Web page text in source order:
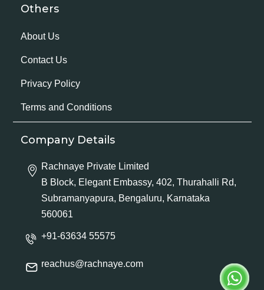
Others
About Us
Contact Us
Privacy Policy
Terms and Conditions
Company Details
Rachnaye Private Limited
B Block, Elegant Embassy, 402, Thurahalli Rd,
Subramanyapura, Bengaluru, Karnataka
560061
+91-63634 55575
reachus@rachnaye.com